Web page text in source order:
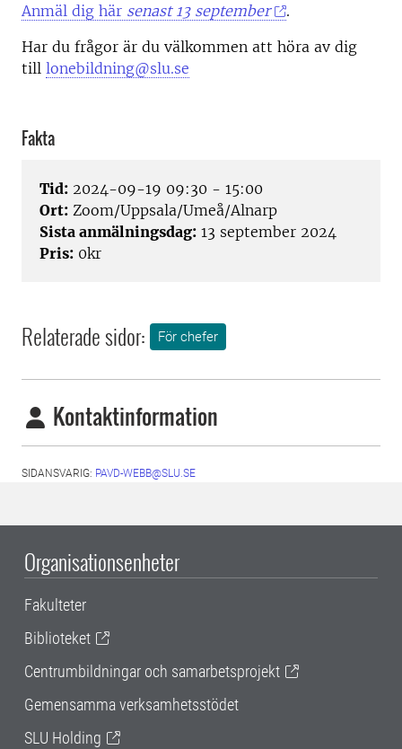
Anmäl dig här senast 13 september
.
Har du frågor är du välkommen att höra av dig
till lonebildning@slu.se
Fakta
Tid: 2024-09-19 09:30 - 15:00
Ort: Zoom/Uppsala/Umeå/Alnarp
Sista anmälningsdag: 13 september 2024
Pris: 0kr
Relaterade sidor: För chefer
Kontaktinformation
SIDANSVARIG: PAVD-WEBB@SLU.SE
Organisationsenheter
Fakulteter
Biblioteket
Centrumbildningar och samarbetsprojekt
Gemensamma verksamhetsstödet
SLU Holding